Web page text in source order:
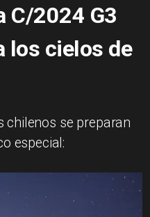
C/2024 G3
los cielos de
chilenos se preparan
especial: